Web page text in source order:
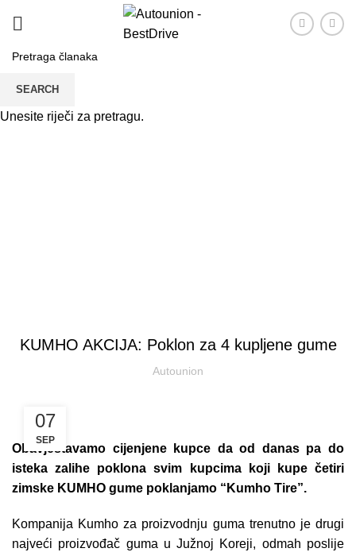
KUMHO AKCIJA: Poklon za 4 kupljene gume
Autounion
07
SEP
Obavještavamo cijenjene kupce da od danas pa do
isteka zalihe poklona svim kupcima koji kupe četiri
zimske KUMHO gume poklanjamo “Kumho Tire”.
Kompanija Kumho za proizvodnju guma trenutno je drugi
najveći proizvođač guma u Južnoj Koreji, odmah poslije
SEARCH
Unesite riječi za pretragu.